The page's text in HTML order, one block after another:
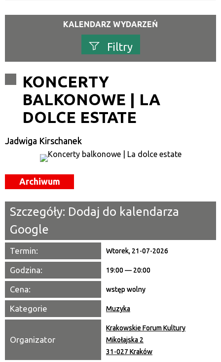
KALENDARZ WYDARZEŃ
Filtry
Kategoria
Trwające w zakresie
Miejsce
Promowane
KONCERTY
BALKONOWE | LA
DOLCE ESTATE
Jadwiga Kirschanek
Archiwum
Szczegóły: Dodaj do kalendarza
Google
Termin: Wtorek, 21-07-2026
Godzina: 19:00 — 20:00
Cena: wstęp wolny
Kategorie Muzyka
Organizator
Krakowskie Forum Kultury
Mikołajska 2
31-027 Kraków